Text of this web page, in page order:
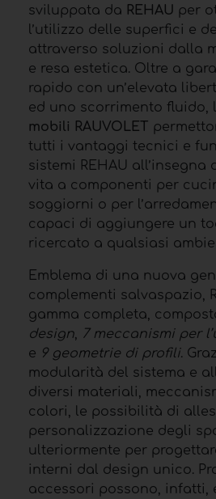
sviluppata da REHAU per
l’utilizzo delle superfici e
attraverso soluzioni dalla
e resa estetica. Oltre a
rapido con un’elevata
ed uno scorrimento fluido,
mobili RAUVOLET
tutti i vantaggi tecnici e
sistemi REHAU all’insegna
vita a componenti per
soggiorni o per
capaci di aggiungere un
ricercato a qualsiasi
Emblema di una nuova
complementi salvaspazio,
gamma completa,
design, 7 meccanismi per
e 9 geometrie di profili.
modularità del sistema e
diversi materiali,
colori, le possibilità di
personalizzazione degli
ulteriormente per
interni dal design unico.
accessori possono, infatti,